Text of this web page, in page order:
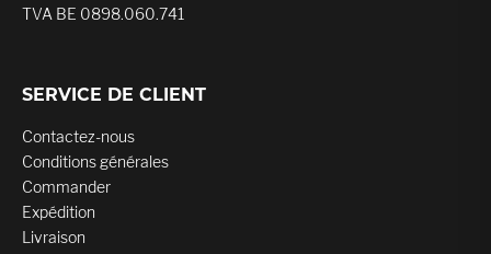
TVA BE 0898.060.741
SERVICE DE CLIENT
Contactez-nous
Conditions générales
Commander
Expédition
Livraison